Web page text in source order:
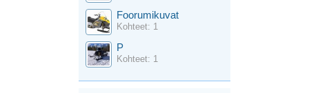
Foorumikuvat
Kohteet: 1
P
Kohteet: 1